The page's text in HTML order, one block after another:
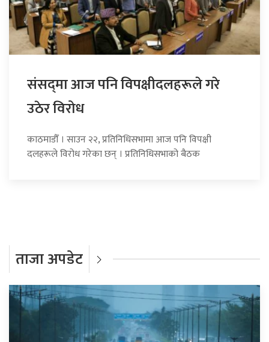
संसद्‍मा आज पनि विपक्षीदलहरूले गरे
उठेर विरोध
काठमाडौँ । साउन २२, प्रतिनिधिसभामा आज पनि विपक्षी
दलहरूले विरोध गरेका छन् । प्रतिनिधिसभाको बैठक
ताजा अपडेट